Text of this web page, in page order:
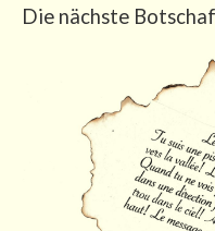
Die nächs­te